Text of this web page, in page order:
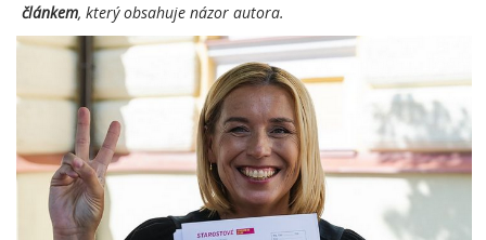
článkem, který obsahuje názor autora.